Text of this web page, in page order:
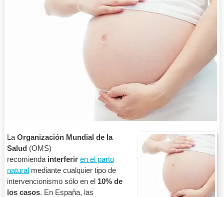
La Organización Mundial de la
Salud (OMS)
recomienda interferir en el parto
naturalmediante cualquier tipo de
intervencionismo sólo en el 10% de
los casos. En España, las